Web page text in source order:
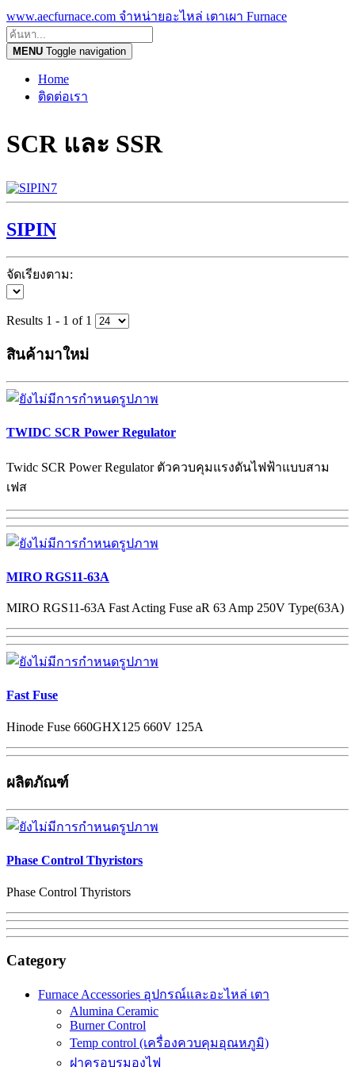
www.aecfurnace.com จำหน่ายอะไหล่ เตาเผา Furnace
MENU Toggle navigation
Home
ติดต่อเรา
SCR และ SSR
SIPIN
จัดเรียงตาม:
Results 1 - 1 of 1
สินค้ามาใหม่
TWIDC SCR Power Regulator
Twidc SCR Power Regulator ตัวควบคุมแรงดันไฟฟ้าแบบสาม
เฟส
MIRO RGS11-63A
MIRO RGS11-63A Fast Acting Fuse aR 63 Amp 250V Type(63A)
Fast Fuse
Hinode Fuse 660GHX125 660V 125A
ผลิตภัณฑ์
Phase Control Thyristors
Phase Control Thyristors
Category
Furnace Accessories อุปกรณ์และอะไหล่ เตา
Alumina Ceramic
Burner Control
Temp control (เครื่องควบคุมอุณหภูมิ)
ฝาครอบรูมองไฟ